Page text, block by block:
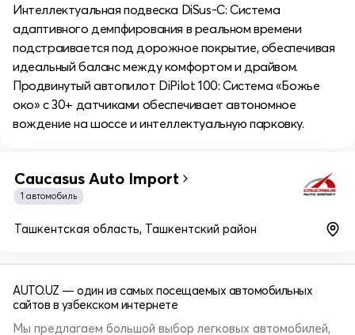
Интеллектуальная подвеска DiSus-C: Система
адаптивного демпфирования в реальном времени
подстраивается под дорожное покрытие, обеспечивая
идеальный баланс между комфортом и драйвом.
Продвинутый автопилот DiPilot 100: Система «Божье
око» с 30+ датчиками обеспечивает автономное
вождение на шоссе и интеллектуальную парковку.
Caucasus Auto Import
1 автомобиль
Ташкентская область, Ташкентский район
AUTO.UZ — один из самых посещаемых автомобильных
сайтов в узбекском интернете
Мы предлагаем большой выбор легковых автомобилей,